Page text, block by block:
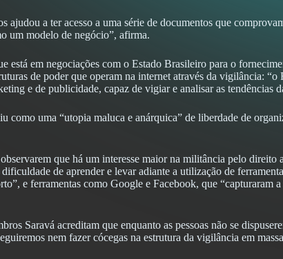
ajudou a ter acesso a uma série de documentos que
um modelo de negócio”, afirma.
está em negociações com o Estado Brasileiro para o
de poder que operam na internet através da vigilância:
e de publicidade, capaz de vigiar e analisar as tendências
como uma “utopia maluca e anárquica” de liberdade de
que há um interesse maior na militância pelo
de aprender e levar adiante a utilização de
e ferramentas como Google e Facebook, que “capturaram
Saravá acreditam que enquanto as pessoas não se
nem fazer cócegas na estrutura da vigilância em